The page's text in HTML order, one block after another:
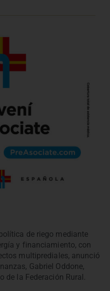
de riego mediante
y financiamiento, con
multiprediales, anunció
Gabriel Oddone,
de la Federación Rural.